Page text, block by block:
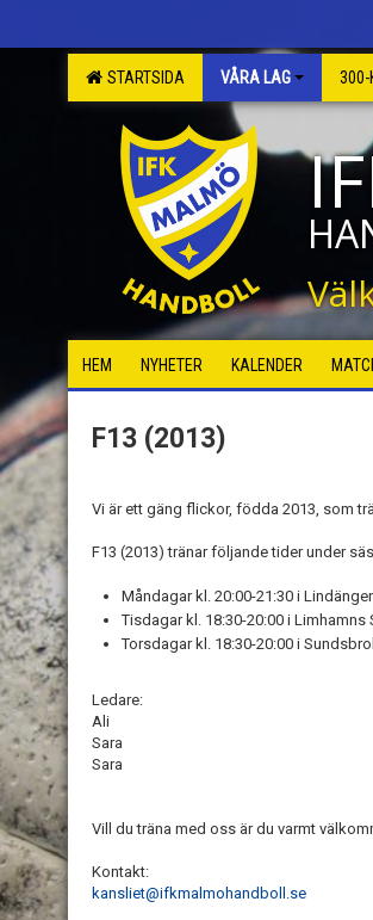
STARTSIDA VÅRA LAG 300-
HEM NYHETER KALENDER
F13 (2013)
Vi är ett gäng flickor, födda 2013, som
F13 (2013) tränar följande tider under
Måndagar kl. 20:00-21:30 i
Tisdagar kl. 18:30-20:00 i Limhamns
Torsdagar kl. 18:30-20:00 i
Ledare:
Ali
Sara
Sara
Vill du träna med oss är du varmt
Kontakt:
kansliet@ifkmalmohandboll.se